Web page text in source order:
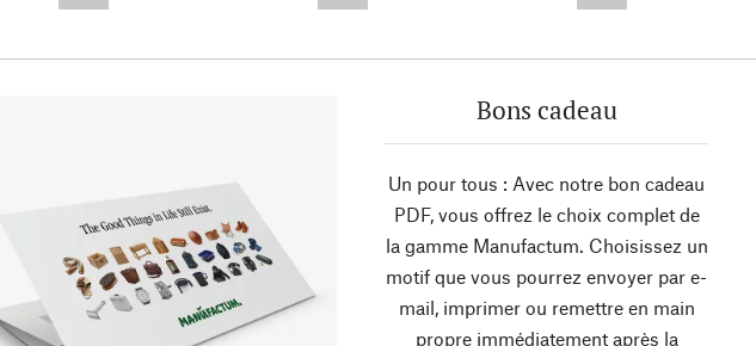
Bons cadeau
Un pour tous : Avec notre bon cadeau
PDF, vous offrez le choix complet de
la gamme Manufactum. Choisissez un
motif que vous pourrez envoyer par e-
mail, imprimer ou remettre en main
propre immédiatement après la